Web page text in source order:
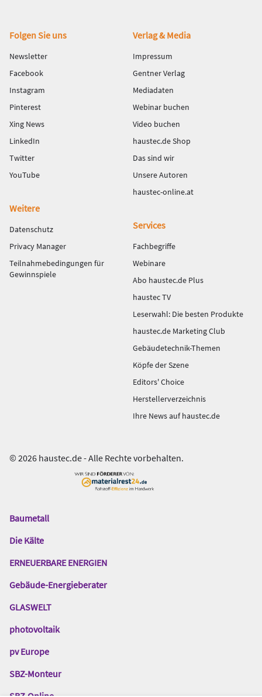
Fußbereich
Folgen Sie uns
Newsletter
Facebook
Instagram
Pinterest
Xing News
LinkedIn
Twitter
YouTube
Verlag & Media
Impressum
Gentner Verlag
Mediadaten
Webinar buchen
Video buchen
haustec.de Shop
Das sind wir
Unsere Autoren
haustec-online.at
Weitere
Datenschutz
Privacy Manager
Teilnahmebedingungen für
Gewinnspiele
Services
Fachbegriffe
Webinare
Abo haustec.de Plus
haustec TV
Leserwahl: Die besten Produkte
haustec.de Marketing Club
Gebäudetechnik-Themen
Köpfe der Szene
Editors' Choice
Herstellerverzeichnis
Ihre News auf haustec.de
© 2026 haustec.de - Alle Rechte vorbehalten.
Das
Gentner
Baumetall
Die Kälte
ERNEUERBARE ENERGIEN
Gebäude-Energieberater
GLASWELT
photovoltaik
pv Europe
SBZ-Monteur